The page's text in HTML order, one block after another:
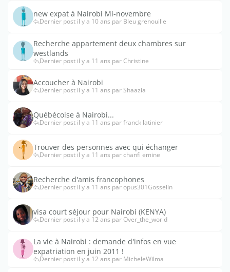
new expat à Nairobi Mi-novembre
Dernier post il y a 10 ans par Bleu grenouille
Recherche appartement deux chambres sur
westlands
Dernier post il y a 11 ans par Christine
Accoucher à Nairobi
Dernier post il y a 11 ans par Shaazia
Québécoise à Nairobi...
Dernier post il y a 11 ans par franck latinier
Trouver des personnes avec qui échanger
Dernier post il y a 11 ans par chanfi emine
Recherche d'amis francophones
Dernier post il y a 11 ans par opus301Gosselin
visa court séjour pour Nairobi (KENYA)
Dernier post il y a 12 ans par Over_the_world
La vie à Nairobi : demande d'infos en vue
expatriation en juin 2011 !
Dernier post il y a 12 ans par MicheleWilma